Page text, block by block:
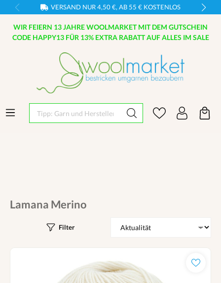
VERSAND NUR 4,50 €, AB 55 € KOSTENLOS
WIR FEIERN 13 JAHRE WOOLMARKET MIT DEM GUTSCHEIN
CODE HAPPY13 FÜR 13% EXTRA RABATT AUF ALLES IM SALE
Tipp: Garn und Hersteller eingeben
Lamana Merino
Filter